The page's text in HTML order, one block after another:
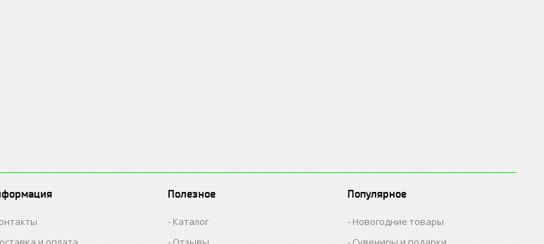
Полезное
Каталог
Популярное
Новогодние товары